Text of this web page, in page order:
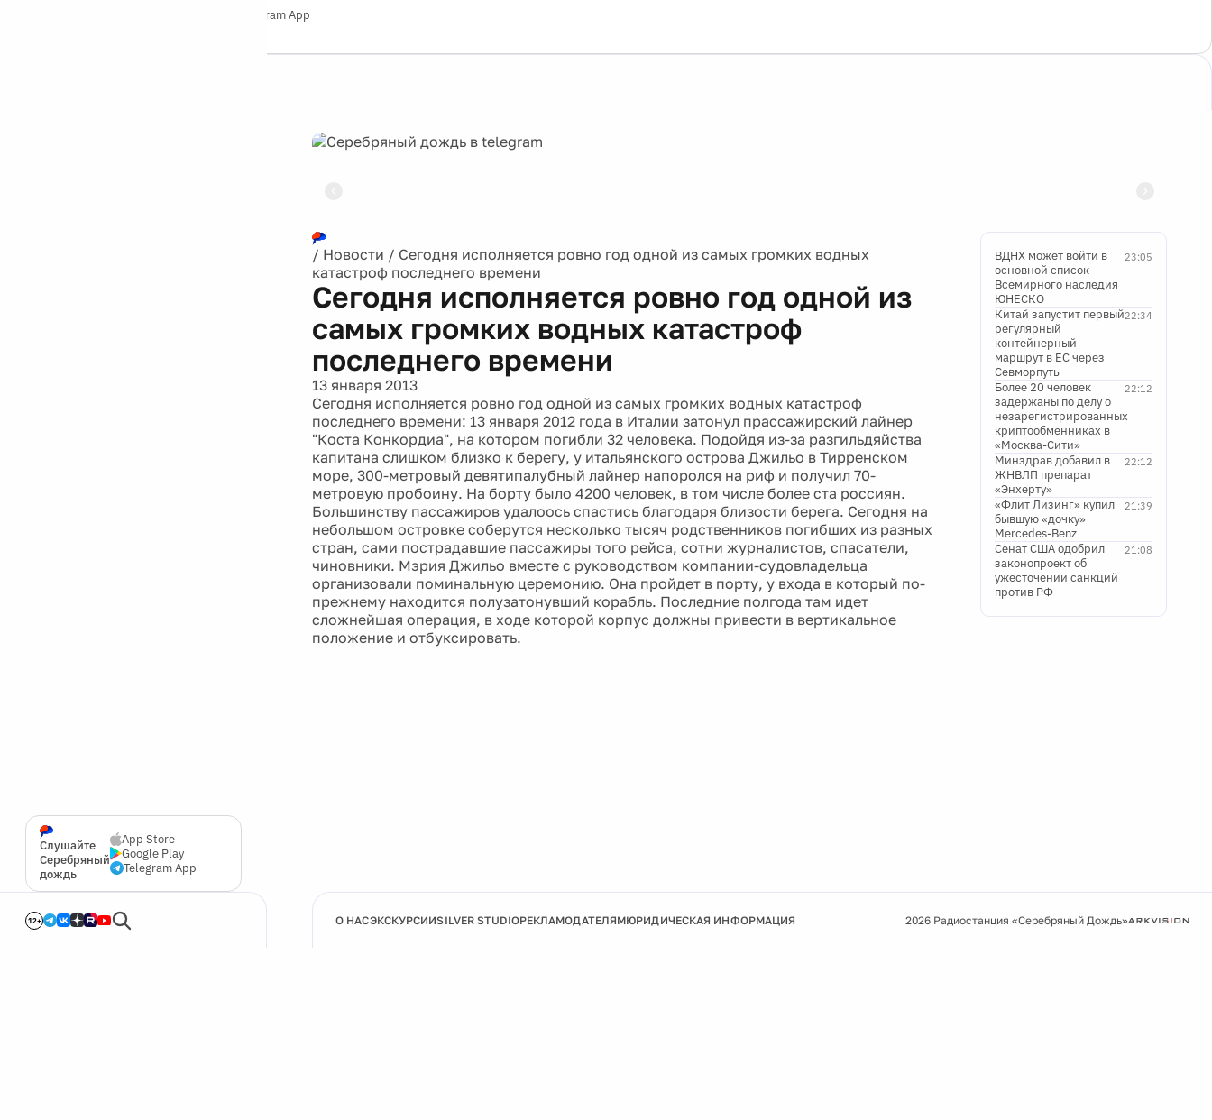
Telegram App
Слушайте
Серебряный
дождь
App Store
Google Play
Telegram App
12+
/ Новости / Сегодня исполняется ровно год одной из самых громких водных
катастроф последнего времени
Сегодня исполняется ровно год одной из
самых громких водных катастроф
последнего времени
13 января 2013
Сегодня исполняется ровно год одной из самых громких водных катастроф
последнего времени: 13 января 2012 года в Италии затонул прассажирский лайнер
"Коста Конкордиа", на котором погибли 32 человека. Подойдя из-за разгильдяйства
капитана слишком близко к берегу, у итальянского острова Джильо в Тирренском
море, 300-метровый девятипалубный лайнер напоролся на риф и получил 70-
метровую пробоину. На борту было 4200 человек, в том числе более ста россиян.
Большинству пассажиров удалоось спастись благодаря близости берега. Сегодня на
небольшом островке соберутся несколько тысяч родственников погибших из разных
стран, сами пострадавшие пассажиры того рейса, сотни журналистов, спасатели,
чиновники. Мэрия Джильо вместе с руководством компании-судовладельца
организовали поминальную церемонию. Она пройдет в порту, у входа в который по-
прежнему находится полузатонувший корабль. Последние полгода там идет
сложнейшая операция, в ходе которой корпус должны привести в вертикальное
положение и отбуксировать.
23:05
ВДНХ может войти в
основной список
Всемирного наследия
ЮНЕСКО
22:34
Китай запустит первый
регулярный
контейнерный
маршрут в ЕС через
Севморпуть
22:12
Более 20 человек
задержаны по делу о
незарегистрированных
криптообменниках в
«Москва-Сити»
22:12
Минздрав добавил в
ЖНВЛП препарат
«Энхерту»
21:39
«Флит Лизинг» купил
бывшую «дочку»
Mercedes-Benz
21:08
Сенат США одобрил
законопроект об
ужесточении санкций
против РФ
О НАСЭКСКУРСИИSILVER STUDIOРЕКЛАМОДАТЕЛЯМЮРИДИЧЕСКАЯ ИНФОРМАЦИЯ 2026 Радиостанция «Серебряный Дождь»